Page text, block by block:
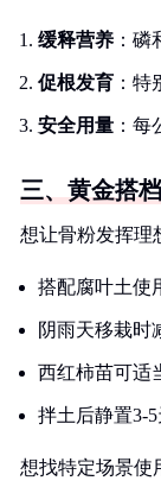
缓释营养 ：
促根发育 ：
安全用量 ：
三、黄金搭
想让骨粉发挥理
搭配腐叶土使
阴雨天移栽时
西红柿苗可适
拌土后静置3-
想找特定场景使